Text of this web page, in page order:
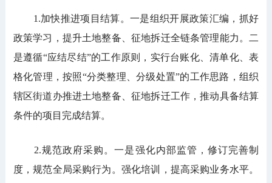
1.加快推进项目结算。一是组织开展政策汇编，抓好
政策学习，提升土地整备、征地拆迁全链条管理能力。二
是遵循“应结尽结”的工作原则，实行台账化、清单化、表
格化管理，按照“分类整理、分级处置”的工作思路，组织
辖区街道办推进土地整备、征地拆迁工作，推动具备结算
条件的项目完成结算。
2.规范政府采购。一是强化内部监管，修订完善制
度，规范全局采购行为。强化培训，提高采购业务水平。